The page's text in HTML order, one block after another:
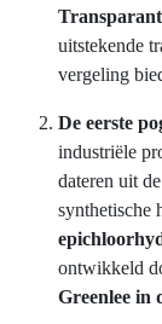
uitstekende
vergeling
De eerste
industriële
dateren uit
synthetische
ontwikkeld
Greenlee in